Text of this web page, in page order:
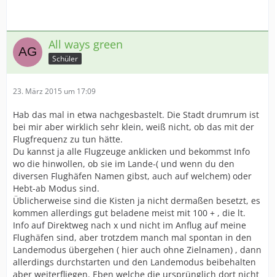
All ways green
Schüler
23. März 2015 um 17:09
Hab das mal in etwa nachgesbastelt. Die Stadt drumrum ist
bei mir aber wirklich sehr klein, weiß nicht, ob das mit der
Flugfrequenz zu tun hätte.
Du kannst ja alle Flugzeuge anklicken und bekommst Info
wo die hinwollen, ob sie im Lande-( und wenn du den
diversen Flughäfen Namen gibst, auch auf welchem) oder
Hebt-ab Modus sind.
Üblicherweise sind die Kisten ja nicht dermaßen besetzt, es
kommen allerdings gut beladene meist mit 100 + , die lt.
Info auf Direktweg nach x und nicht im Anflug auf meine
Flughäfen sind, aber trotzdem manch mal spontan in den
Landemodus übergehen ( hier auch ohne Zielnamen) , dann
allerdings durchstarten und den Landemodus beibehalten
aber weiterfliegen. Eben welche die ursprünglich dort nicht